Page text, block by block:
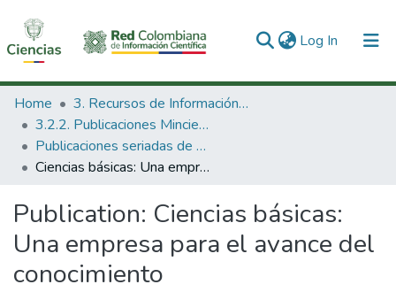
Log In (current)
Communities & Collections
All of DSpace
Statistics
Home
3. Recursos de Información Científica y Tecnológica
3.2.2. Publicaciones Minciencias
Publicaciones seriadas de Minciencias
Ciencias básicas: Una empresa para el avance del conocimiento
Publication: Ciencias básicas:
Una empresa para el avance del
conocimiento